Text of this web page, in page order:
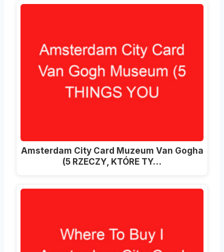
Amsterdam City Card Muzeum Van Gogha
(5 RZECZY, KTÓRE TY…